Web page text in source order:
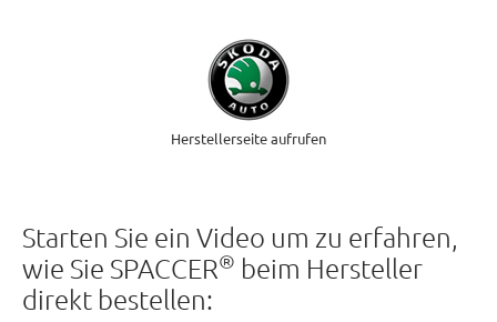
Herstellerseite aufrufen
Starten Sie ein Video um zu erfahren,
wie Sie SPACCER® beim Hersteller
direkt bestellen: